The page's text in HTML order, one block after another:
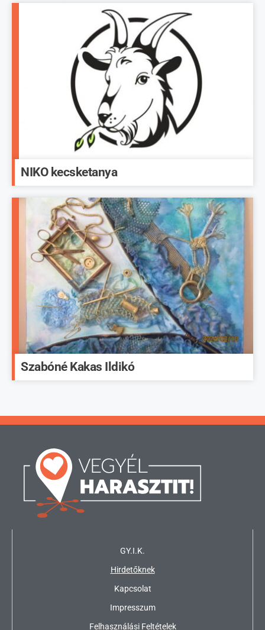
NIKO kecsketanya
Szabóné Kakas Ildikó
GY.I.K.
Hirdetőknek
Kapcsolat
Impresszum
Felhasználási Feltételek